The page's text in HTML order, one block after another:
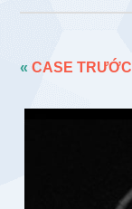
«CASE TRƯỚC